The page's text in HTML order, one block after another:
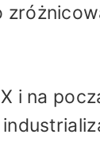
i na